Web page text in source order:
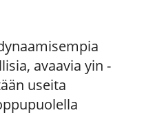
avaavia yin -
useita